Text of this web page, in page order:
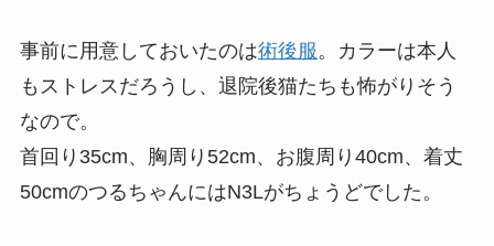
事前に用意しておいたのは術後服 。カラーは本人
もストレスだろうし、退院後猫たちも怖がりそう
なので。
首回り35cm、胸周り52cm、お腹周り40cm、着丈
50cmのつるちゃんにはN3Lがちょうどでした。